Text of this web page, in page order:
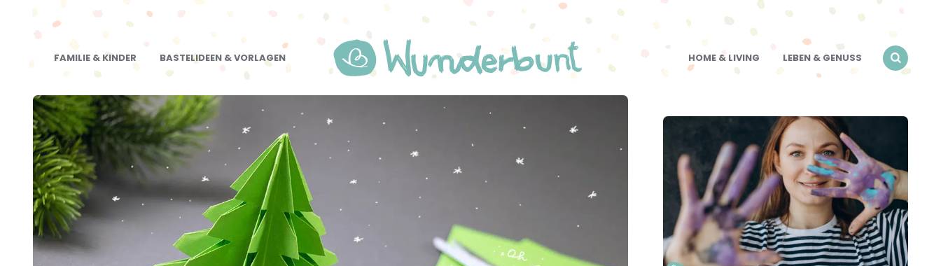
FAMILIE & KINDER BASTELIDEEN & VORLAGEN WUNDERBUNT.DE HOME & LIVING LEBEN & GENUSS